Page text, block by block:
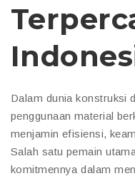
Dalam dunia konstruksi
penggunaan material
menjamin efisiensi,
Salah satu pemain
komitmennya dalam